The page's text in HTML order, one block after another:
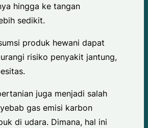
hingga ke tangan
sedikit.
produk hewani dapat
risiko penyakit jantung,
juga menjadi salah
gas emisi karbon
di udara. Dimana, hal ini